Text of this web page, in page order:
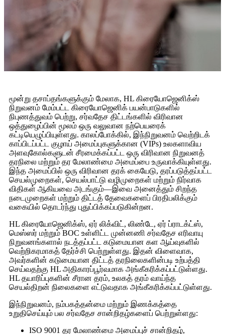
மூன்று தசாப்தங்களுக்கும் மேலாக, HL கிரையோஜெனிக்ஸ்
நிறுவனம் மேம்பட்ட கிரையோஜெனிக் பயன்பாடுகளில்
நிபுணத்துவம் பெற்று, சர்வதேச திட்டங்களில் விரிவான
ஒத்துழைப்பின் மூலம் ஒரு வலுவான நற்பெயரைக்
கட்டியெழுப்பியுள்ளது. காலப்போக்கில், இந்நிறுவனம் வெற்றிடக்
காப்பிடப்பட்ட குழாய் அமைப்புகளுக்கான (VIPs) உலகளாவிய
அளவுகோல்களுடன் சீரமைக்கப்பட்ட ஒரு விரிவான நிறுவனத்
தரநிலை மற்றும் தர மேலாண்மை அமைப்பை உருவாக்கியுள்ளது.
இந்த அமைப்பில் ஒரு விரிவான தரக் கையேடு, தரப்படுத்தப்பட்ட
செயல்முறைகள், செயல்பாட்டு வழிமுறைகள் மற்றும் நிர்வாக
விதிகள் ஆகியவை அடங்கும்—இவை அனைத்தும் சிறந்த
நடைமுறைகள் மற்றும் திட்டத் தேவைகளைப் பிரதிபலிக்கும்
வகையில் தொடர்ந்து புதுப்பிக்கப்படுகின்றன.
HL கிரையோஜெனிக்ஸ், ஏர் லிக்விட், லிண்டே, ஏர் ப்ராடக்ட்ஸ்,
மெஸ்ஸர் மற்றும் BOC உள்ளிட்ட முன்னணி சர்வதேச எரிவாயு
நிறுவனங்களால் நடத்தப்பட்ட கடுமையான கள ஆய்வுகளில்
வெற்றிகரமாகத் தேர்ச்சி பெற்றுள்ளது. இதன் விளைவாக,
அவர்களின் கடுமையான திட்டத் தரநிலைகளின்படி உற்பத்தி
செய்வதற்கு HL அதிகாரப்பூர்வமாக அங்கீகரிக்கப்பட்டுள்ளது.
HL தயாரிப்புகளின் சீரான தரம், உலகத் தரம் வாய்ந்த
செயல்திறன் நிலைகளை எட்டுவதாக அங்கீகரிக்கப்பட்டுள்ளது.
இந்நிறுவனம், நம்பகத்தன்மை மற்றும் இணக்கத்தை
உறுதிசெய்யும் பல சர்வதேச சான்றிதழ்களைப் பெற்றுள்ளது:
ISO 9001 தர மேலாண்மை அமைப்புச் சான்றிதழ்,